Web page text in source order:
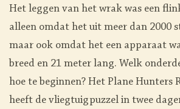
Het leggen van het wrak was een
alleen omdat het uit meer dan 2000
maar ook omdat het een apparaat
breed en 21 meter lang. Welk
hoe te beginnen? Het Plane Hunters
heeft de vliegtuigpuzzel in twee